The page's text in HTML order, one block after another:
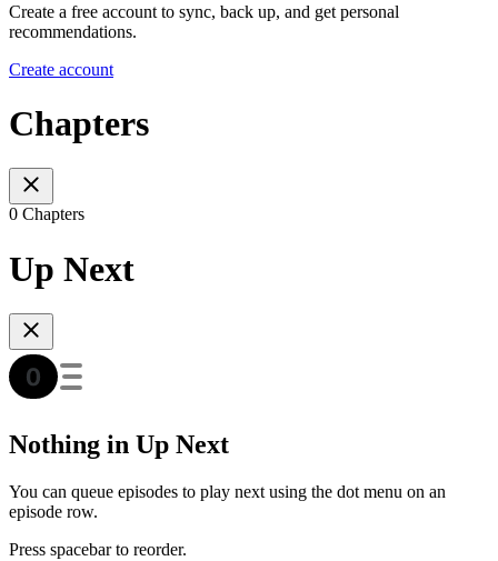
Create a free account to sync, back up, and get personal
recommendations.
Create account
Chapters
0 Chapters
Up Next
Nothing in Up Next
You can queue episodes to play next using the dot menu on an
episode row.
Press spacebar to reorder.